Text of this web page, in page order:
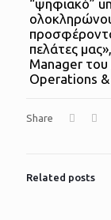
“ψηφιακό”
πελάτες
Manager
Operations &
Share
Related posts